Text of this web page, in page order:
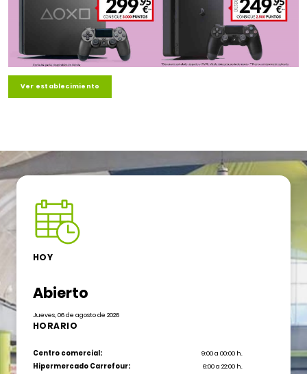
Ver establecimiento
HOY
Abierto
Jueves, 06 de agosto de 2026
HORARIO
Centro comercial:
9:00 a 00:00 h.
Hipermercado Carrefour:
6:00 a 22:00 h.